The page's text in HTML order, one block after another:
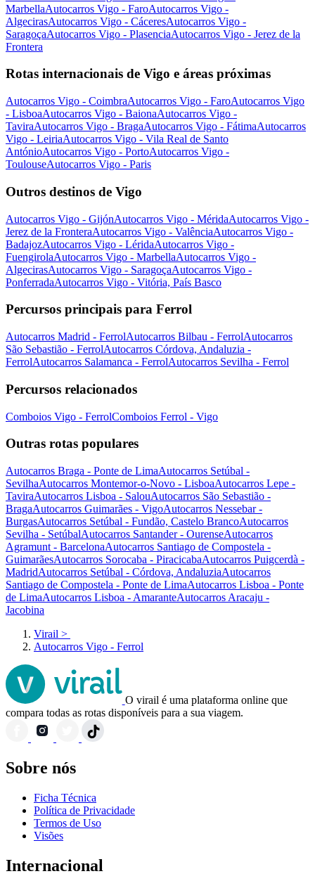
MarbellaAutocarros Vigo - FaroAutocarros Vigo -
AlgecirasAutocarros Vigo - CáceresAutocarros Vigo -
SaragoçaAutocarros Vigo - PlasenciaAutocarros Vigo - Jerez de la
Frontera
Rotas internacionais de Vigo e áreas próximas
Autocarros Vigo - CoimbraAutocarros Vigo - FaroAutocarros Vigo
- LisboaAutocarros Vigo - BaionaAutocarros Vigo -
TaviraAutocarros Vigo - BragaAutocarros Vigo - FátimaAutocarros
Vigo - LeiriaAutocarros Vigo - Vila Real de Santo
AntónioAutocarros Vigo - PortoAutocarros Vigo -
ToulouseAutocarros Vigo - Paris
Outros destinos de Vigo
Autocarros Vigo - GijónAutocarros Vigo - MéridaAutocarros Vigo -
Jerez de la FronteraAutocarros Vigo - ValênciaAutocarros Vigo -
BadajozAutocarros Vigo - LéridaAutocarros Vigo -
FuengirolaAutocarros Vigo - MarbellaAutocarros Vigo -
AlgecirasAutocarros Vigo - SaragoçaAutocarros Vigo -
PonferradaAutocarros Vigo - Vitória, País Basco
Percursos principais para Ferrol
Autocarros Madrid - FerrolAutocarros Bilbau - FerrolAutocarros
São Sebastião - FerrolAutocarros Córdova, Andaluzia -
FerrolAutocarros Salamanca - FerrolAutocarros Sevilha - Ferrol
Percursos relacionados
Comboios Vigo - FerrolComboios Ferrol - Vigo
Outras rotas populares
Autocarros Braga - Ponte de LimaAutocarros Setúbal -
SevilhaAutocarros Montemor-o-Novo - LisboaAutocarros Lepe -
TaviraAutocarros Lisboa - SalouAutocarros São Sebastião -
BragaAutocarros Guimarães - VigoAutocarros Nessebar -
BurgasAutocarros Setúbal - Fundão, Castelo BrancoAutocarros
Sevilha - SetúbalAutocarros Santander - OurenseAutocarros
Agramunt - BarcelonaAutocarros Santiago de Compostela -
GuimarãesAutocarros Sorocaba - PiracicabaAutocarros Puigcerdà -
MadridAutocarros Setúbal - Córdova, AndaluziaAutocarros
Santiago de Compostela - Ponte de LimaAutocarros Lisboa - Ponte
de LimaAutocarros Lisboa - AmaranteAutocarros Aracaju -
Jacobina
Virail >
Autocarros Vigo - Ferrol
O virail é uma plataforma online que
compara todas as rotas disponíveis para a sua viagem.
Sobre nós
Ficha Técnica
Política de Privacidade
Termos de Uso
Visões
Internacional